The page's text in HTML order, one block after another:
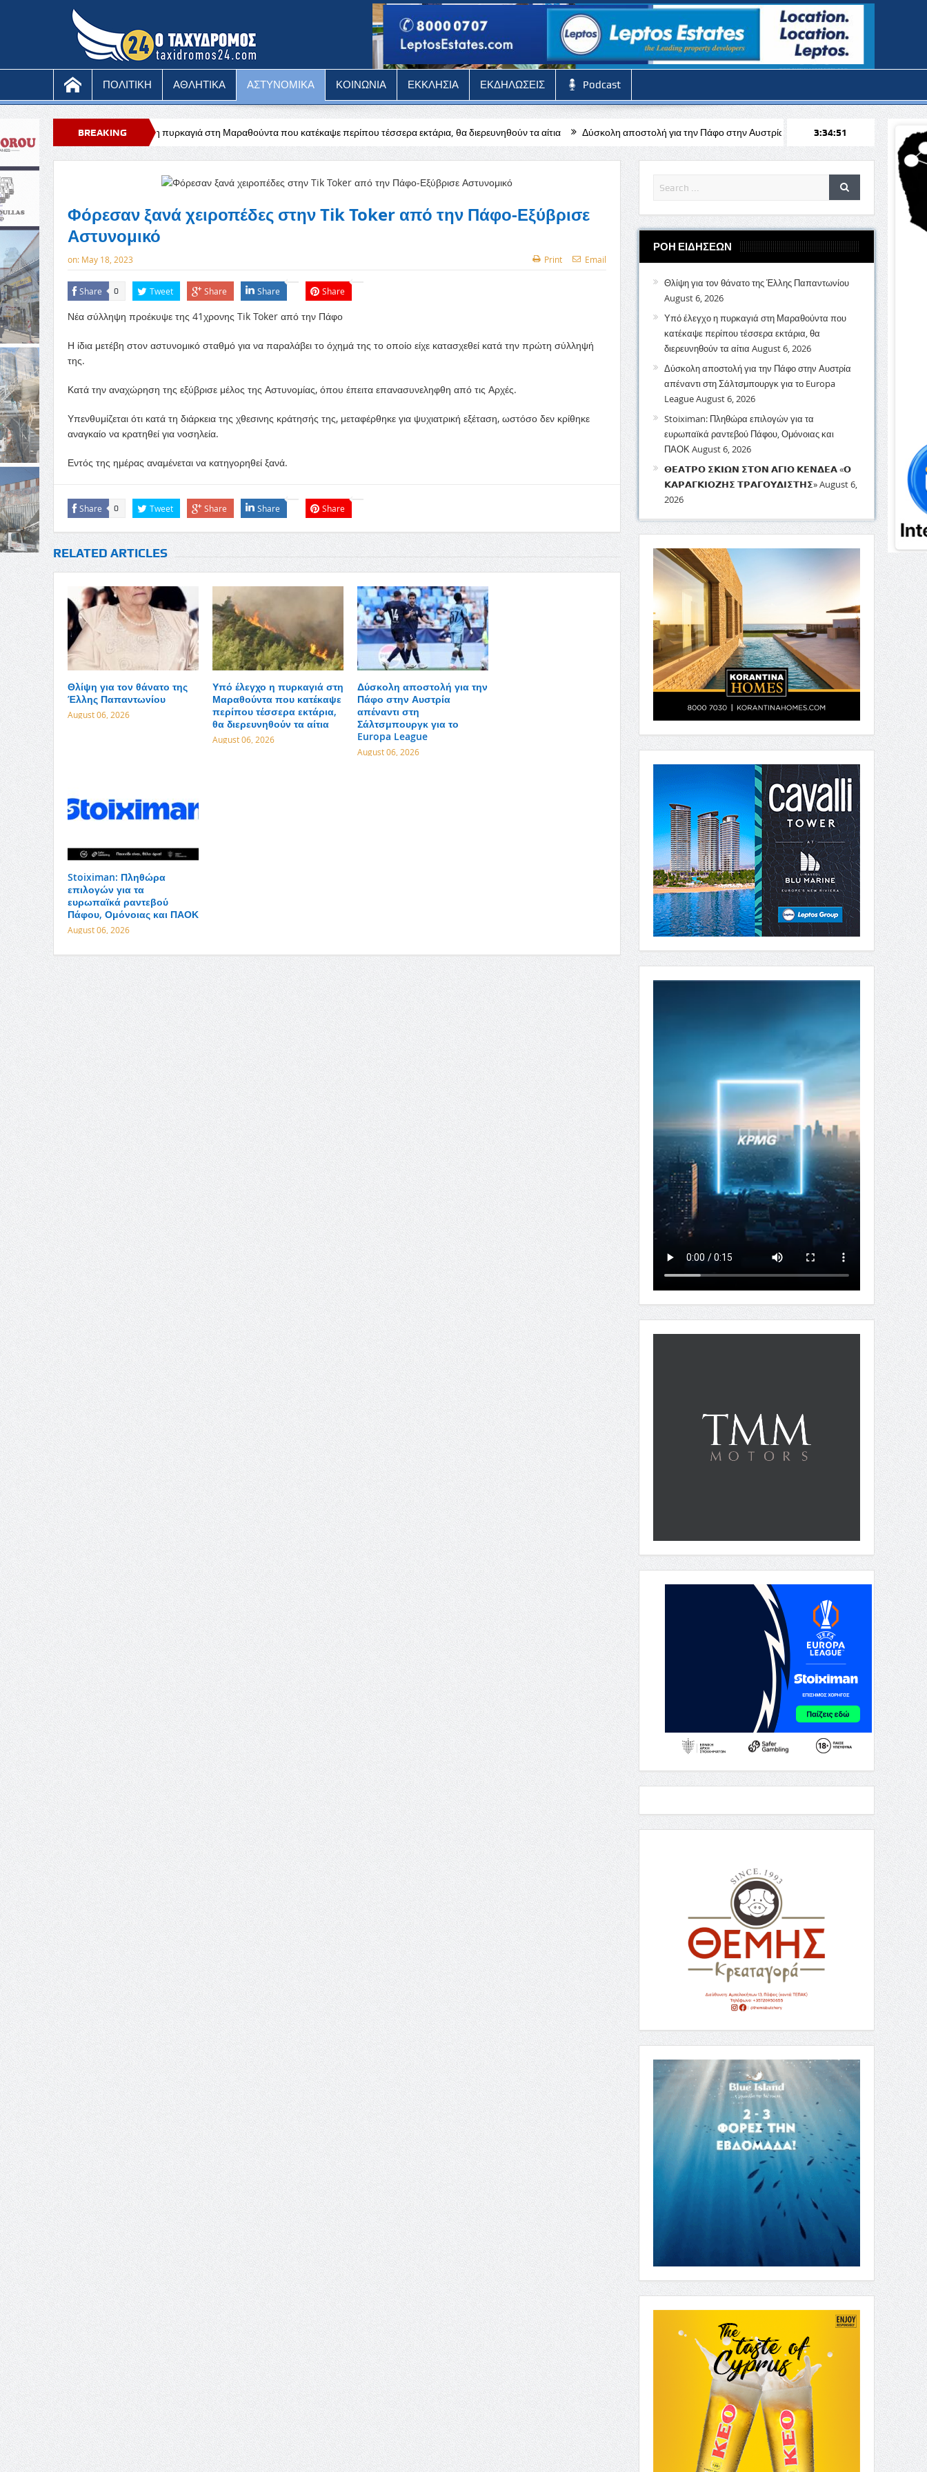
ΠΟΛΙΤΙΚΗ ΑΘΛΗΤΙΚΑ ΑΣΤΥΝΟΜΙΚΑ ΚΟΙΝΩΝΙΑ ΕΚΚΛΗΣΙΑ ΕΚΔΗΛΩΣΕΙΣ Podcast
BREAKING
NEWS
Υπό έλεγχο η πυρκαγιά στη Μαραθούντα που κατέκαψε περίπου τέσσερα εκτάρια, θα διερευνηθούν τα αίτια Δύσκολη αποστολή για την Πάφο στην Αυστρία απέναντι στη Σάλτσμπουργκ για το Europa League
3:34:53
Φόρεσαν ξανά χειροπέδες στην Tik Toker από την Πάφο-Εξύβρισε
Αστυνομικό
on: May 18, 2023 Print Email
Share 0 Tweet Share Share Share
Νέα σύλληψη προέκυψε της 41χρονης Tik Toker από την Πάφο
Η ίδια μετέβη στον αστυνομικό σταθμό για να παραλάβει το όχημά της το οποίο είχε κατασχεθεί κατά την πρώτη σύλληψή
της.
Κατά την αναχώρηση της εξύβρισε μέλος της Αστυνομίας, όπου έπειτα επανασυνεληφθη από τις Αρχές.
Υπενθυμίζεται ότι κατά τη διάρκεια της χθεσινης κράτησής της, μεταφέρθηκε για ψυχιατρική εξέταση, ωστόσο δεν κρίθηκε
αναγκαίο να κρατηθεί για νοσηλεία.
Εντός της ημέρας αναμένεται να κατηγορηθεί ξανά.
Share 0 Tweet Share Share Share
RELATED ARTICLES
Θλίψη για τον θάνατο της
Έλλης Παπαντωνίου
August 06, 2026
Υπό έλεγχο η πυρκαγιά στη
Μαραθούντα που κατέκαψε
περίπου τέσσερα εκτάρια,
θα διερευνηθούν τα αίτια
August 06, 2026
Δύσκολη αποστολή για την
Πάφο στην Αυστρία
απέναντι στη
Σάλτσμπουργκ για το
Europa League
August 06, 2026
Stoiximan: Πληθώρα
επιλογών για τα
ευρωπαϊκά ραντεβού
Πάφου, Ομόνοιας και ΠΑΟΚ
August 06, 2026
ΡΟΗ ΕΙΔΗΣΕΩΝ
Θλίψη για τον θάνατο της Έλλης Παπαντωνίου
August 6, 2026
Υπό έλεγχο η πυρκαγιά στη Μαραθούντα που
κατέκαψε περίπου τέσσερα εκτάρια, θα
διερευνηθούν τα αίτια August 6, 2026
Δύσκολη αποστολή για την Πάφο στην Αυστρία
απέναντι στη Σάλτσμπουργκ για το Europa
LeagueAugust 6, 2026
Stoiximan: Πληθώρα επιλογών για τα
ευρωπαϊκά ραντεβού Πάφου, Ομόνοιας και
ΠΑΟΚAugust 6, 2026
𝝝𝝚𝝖𝝩𝝦𝝤 𝝨𝝟𝝞𝝮𝝢 𝝨𝝩𝝤𝝢 𝝖𝝘𝝞𝝤 𝝟𝝚𝝢𝝙𝝚𝝖 «𝝤
𝝟𝝖𝝦𝝖𝝘𝝟𝝞𝝤𝝛𝝜𝝨 𝝩𝝦𝝖𝝘𝝤𝝪𝝙𝝞𝝨𝝩𝝜𝝨»August 6,
2026